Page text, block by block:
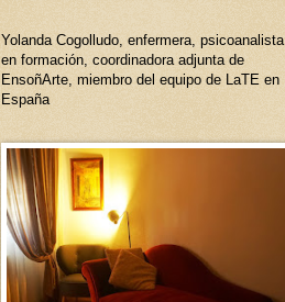
Yolanda Cogolludo, enfermera, psicoanalista
en formación, coordinadora adjunta de
EnsoñArte, miembro del equipo de LaTE en
España